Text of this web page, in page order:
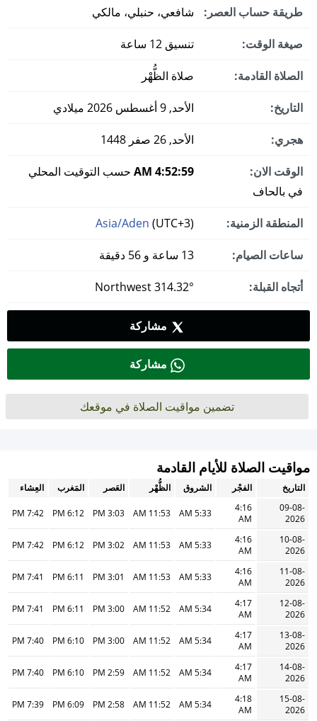
طريقة حساب العصر: شافعي، حنبلي، مالكي
صيغة الوقت: تنسيق 12 ساعة
الصلاة القادمة: صلاة الظُّهْر
التاريخ: الأحد, 9 أغسطس 2026 ميلادي
هجري: الأحد, 26 صفر 1448
الوقت الان: 4:53:00 AM
حسب التوقيت المحلي
في بالحاف
المنطقة الزمنية: Asia/Aden (UTC+3)
ساعات الصيام:
أتجاه القبلة:
مشاركة
مشاركة
تضمين مواقيت الصلاة في موقعك
مواقيت الصلاة للأيام القادمة
التاريخ الفجْر الشروق الظُّهْر العَصر المَغرب
العِشاء
09-08-
2026
4:16
AM
5:33 AM
11:53 AM
3:03 PM
6:12 PM
7:42 PM
10-08-
2026
4:16
AM
5:33 AM
11:53 AM
3:02 PM
6:12 PM
7:42 PM
11-08-
2026
4:16
AM
5:33 AM
11:53 AM
3:01 PM
6:11 PM
7:41 PM
12-08-
2026
4:17
AM
5:34 AM
11:52 AM
3:00 PM
6:11 PM
7:41 PM
13-08-
2026
4:17
AM
5:34 AM
11:52 AM
3:00 PM
6:10 PM
7:40 PM
14-08-
2026
4:17
AM
5:34 AM
11:52 AM
2:59 PM
6:10 PM
7:40 PM
15-08-
2026
4:18
AM
5:34 AM
11:52 AM
2:58 PM
6:09 PM
7:39 PM